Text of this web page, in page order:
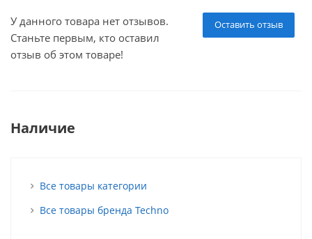
Оставить отзыв
У данного товара нет отзывов.
Станьте первым, кто оставил
отзыв об этом товаре!
Наличие
Все товары категории
Все товары бренда Techno